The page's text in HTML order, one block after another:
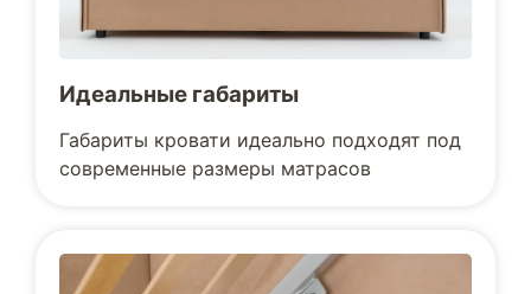
Идеальные габариты
Габариты кровати идеально подходят под
современные размеры матрасов